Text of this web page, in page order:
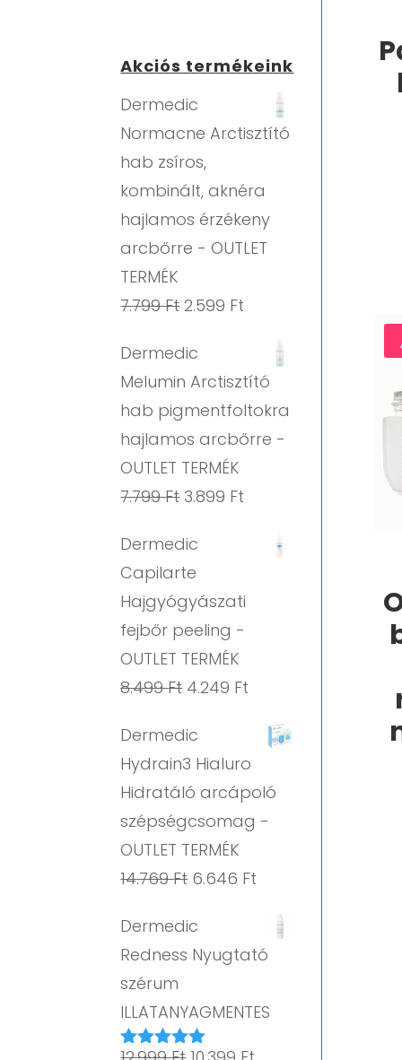
Akciós termékeink
Dermedic
Normacne Arctisztító
hab zsíros,
kombinált, aknéra
hajlamos érzékeny
arcbőrre - OUTLET
TERMÉK
7.799FtOriginal
was:
7.799 Ft.
2.599 Ft
2.599 Ft.
Dermedic
Melumin Arctisztító
hab pigmentfoltokra
hajlamos arcbőrre -
OUTLET TERMÉK
7.799Ft Original
was:
7.799 Ft.
3.899 Ft
Dermedic
Capilarte
Hajgyógyászati
fejbőr peeling -
OUTLET TERMÉK
8.499Ft Original
was:
8.499 Ft.
4.249 Ft
4.249 Ft.
Dermedic
Hydrain3 Hialuro
Hidratáló arcápoló
szépségcsomag -
OUTLET TERMÉK
14.769Ft Original
was:
14.769 Ft.
6.646 Ft
6.646 Ft.
Dermedic
Redness Nyugtató
szérum
ILLATANYAGMENTES